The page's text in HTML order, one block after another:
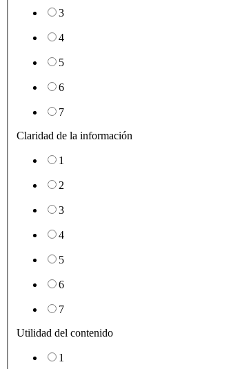
3
4
5
6
7
Claridad de la información
1
2
3
4
5
6
7
Utilidad del contenido
1